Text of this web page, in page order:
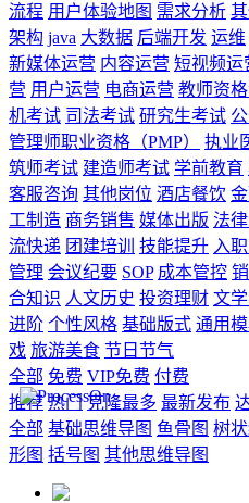
流程 用户体验地图 需求分析
架构 java 大数据 后端开发 运维
新媒体运营 内容运营 短视频运
营 用户运营 电商运营 教师资
机考试 司法考试 研究生考试
管理师职业资格（PMP）
执业
筑师考试 建造师考试 学前教育
客服咨询 其他岗位 酒店餐饮
工制造 商务销售 媒体出版 法
流快递 团建培训 技能提升 入
管理 会议纪要 SOP 成本管控
合知识 人文历史 投资理财 文
进阶 个性风格 基础版式 通用
戏 旅游美食 节日节气
全部 免费 VIP免费 付费
推荐 热门 克隆最多 最新发布
全部 基础思维导图 鱼骨图 树
形图 括号图 其他思维导图